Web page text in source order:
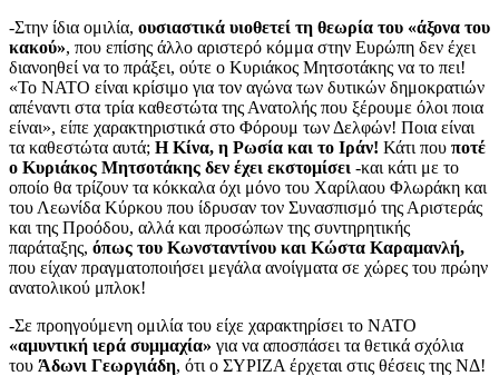
-Στην ίδια ομιλία, ουσιαστικά υιοθετεί τη θεωρία του «άξονα του
κακού», που επίσης άλλο αριστερό κόμμα στην Ευρώπη δεν έχει
διανοηθεί να το πράξει, ούτε ο Κυριάκος Μητσοτάκης να το πει!
«Το ΝΑΤΟ είναι κρίσιμο για τον αγώνα των δυτικών δημοκρατιών
απέναντι στα τρία καθεστώτα της Ανατολής που ξέρουμε όλοι ποια
είναι», είπε χαρακτηριστικά στο Φόρουμ των Δελφών! Ποια είναι
τα καθεστώτα αυτά; Η Κίνα, η Ρωσία και το Ιράν! Κάτι που ποτέ
ο Κυριάκος Μητσοτάκης δεν έχει εκστομίσει -και κάτι με το
οποίο θα τρίζουν τα κόκκαλα όχι μόνο του Χαρίλαου Φλωράκη και
του Λεωνίδα Κύρκου που ίδρυσαν τον Συνασπισμό της Αριστεράς
και της Προόδου, αλλά και προσώπων της συντηρητικής
παράταξης, όπως του Κωνσταντίνου και Κώστα Καραμανλή,
που είχαν πραγματοποιήσει μεγάλα ανοίγματα σε χώρες του πρώην
ανατολικού μπλοκ!
-Σε προηγούμενη ομιλία του είχε χαρακτηρίσει το ΝΑΤΟ
«αμυντική ιερά συμμαχία» για να αποσπάσει τα θετικά σχόλια
του Άδωνι Γεωργιάδη, ότι ο ΣΥΡΙΖΑ έρχεται στις θέσεις της ΝΔ!